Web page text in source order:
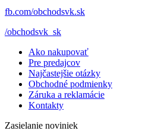
fb.com/obchodsvk.sk
/obchodsvk_sk
Ako nakupovať
Pre predajcov
Najčastejšie otázky
Obchodné podmienky
Záruka a reklamácie
Kontakty
Zasielanie noviniek